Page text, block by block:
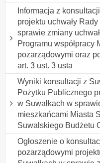
Informacja z
projektu uchwały
sprawie zmiany
Programu współpracy
pozarządowymi oraz
art. 3 ust. 3 usta
Wyniki konsultacji z
Pożytku Publicznego
w Suwałkach w
mieszkańcami Miasta
Suwalskiego Budżetu
Ogłoszenie o
pozarządowymi